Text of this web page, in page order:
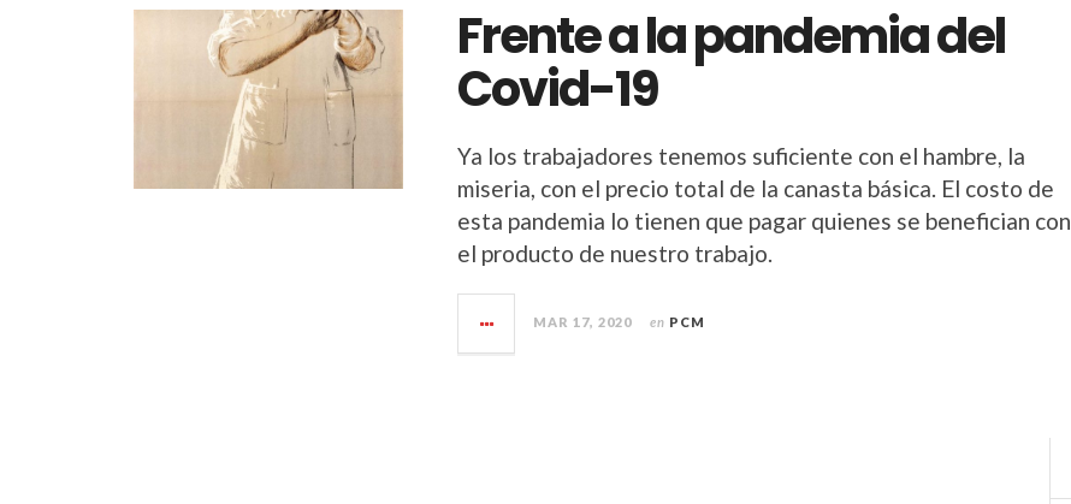
Frente a la pandemia del
Covid-19
Ya los trabajadores tenemos suficiente con el hambre, la
miseria, con el precio total de la canasta básica. El costo de
esta pandemia lo tienen que pagar quienes se benefician con
el producto de nuestro trabajo.
MAR 17, 2020 en PCM